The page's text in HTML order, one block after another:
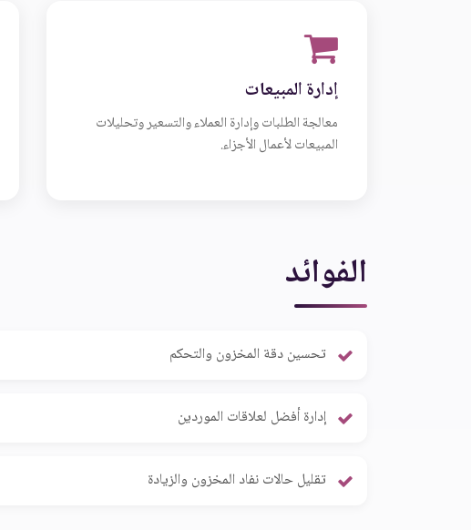
إدارة المبيعات
معالجة الطلبات وإدارة العملاء والتسعير وتحليلات
المبيعات لأعمال الأجزاء.
الفوائد
تحسين دقة المخزون والتحكم
إدارة أفضل لعلاقات الموردين
تقليل حالات نفاد المخزون والزيادة